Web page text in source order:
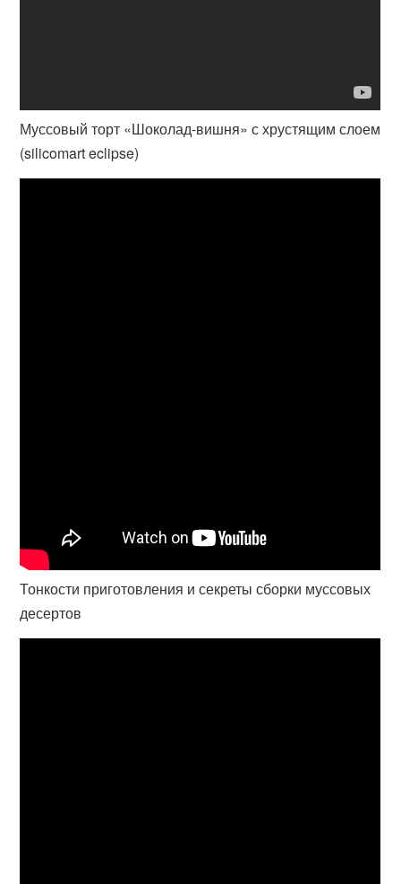
Муссовый торт «Шоколад-вишня» с хрустящим слоем
(silicomart eclipse)
Тонкости приготовления и секреты сборки муссовых
десертов